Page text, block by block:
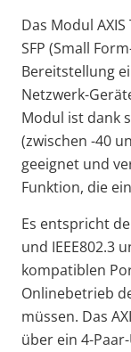
Das Modul AXIS
SFP (Small
Bereitstellung
Netzwerk-
Modul ist dank
(zwischen -40
geeignet und
Funktion, die
Es entspricht
und IEEE802.3
kompatiblen
Onlinebetrieb
müssen. Das
über ein 4-